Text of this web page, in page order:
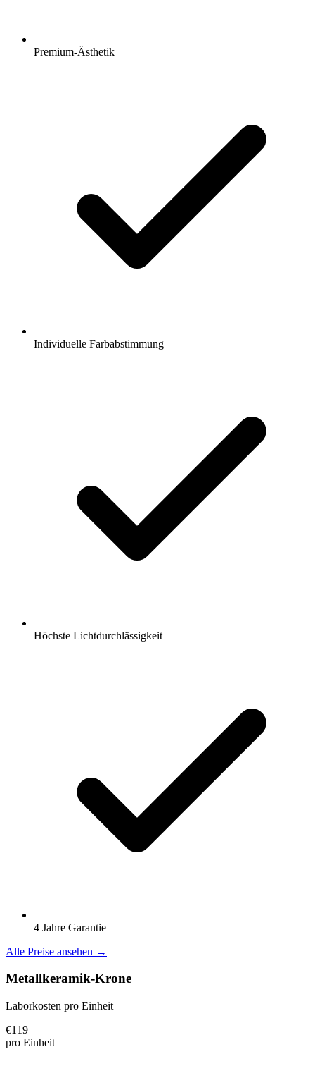
Premium-Ästhetik
Individuelle Farbabstimmung
Höchste Lichtdurchlässigkeit
4 Jahre Garantie
Alle Preise ansehen →
Metallkeramik-Krone
Laborkosten pro Einheit
€119
pro Einheit